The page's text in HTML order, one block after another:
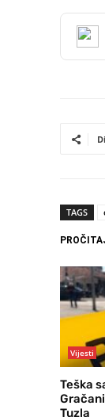
TAGS
Vijesti
Teška
Tuzla